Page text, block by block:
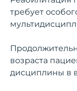
требует
возраста
дисциплины в